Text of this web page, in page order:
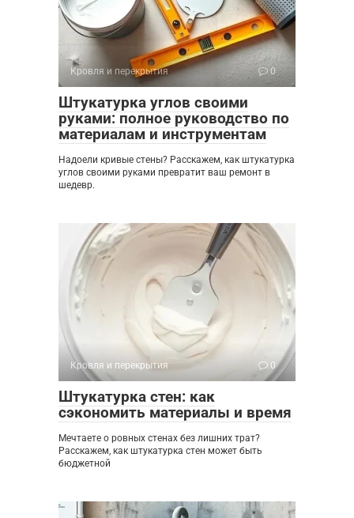
Кровля и перекрытия 0
Штукатурка углов своими
руками: полное руководство по
материалам и инструментам
Надоели кривые стены? Расскажем, как штукатурка
углов своими руками превратит ваш ремонт в
шедевр.
Кровля и перекрытия 0
Штукатурка стен: как
сэкономить материалы и время
Мечтаете о ровных стенах без лишних трат?
Расскажем, как штукатурка стен может быть
бюджетной